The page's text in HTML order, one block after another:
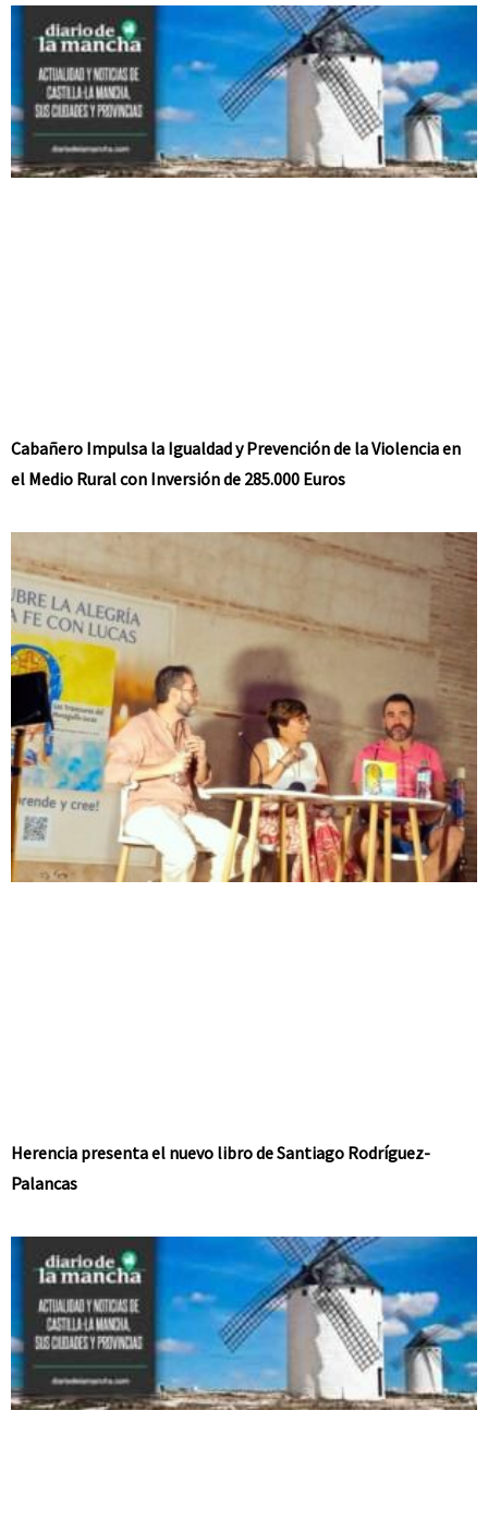
Cabañero Impulsa la Igualdad y Prevención de la Violencia en
el Medio Rural con Inversión de 285.000 Euros
Herencia presenta el nuevo libro de Santiago Rodríguez-
Palancas